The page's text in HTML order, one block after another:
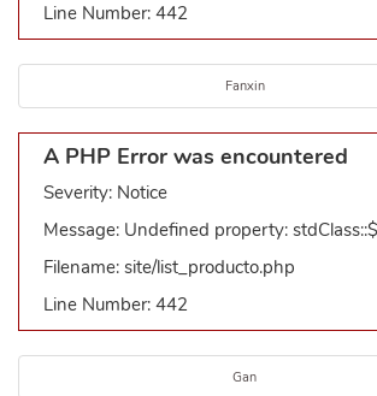
Line Number: 442
Fanxin
A PHP Error was encountered
Severity: Notice
Message: Undefined property:
Filename: site/list_producto.php
Line Number: 442
Gan